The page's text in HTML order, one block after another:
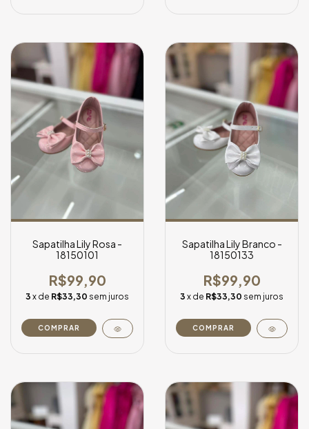
Sapatilha Lily Rosa -
18150101
R$99,90
3 x de R$33,30 sem juros
COMPRAR
Sapatilha Lily Branco -
18150133
R$99,90
3 x de R$33,30 sem juros
COMPRAR